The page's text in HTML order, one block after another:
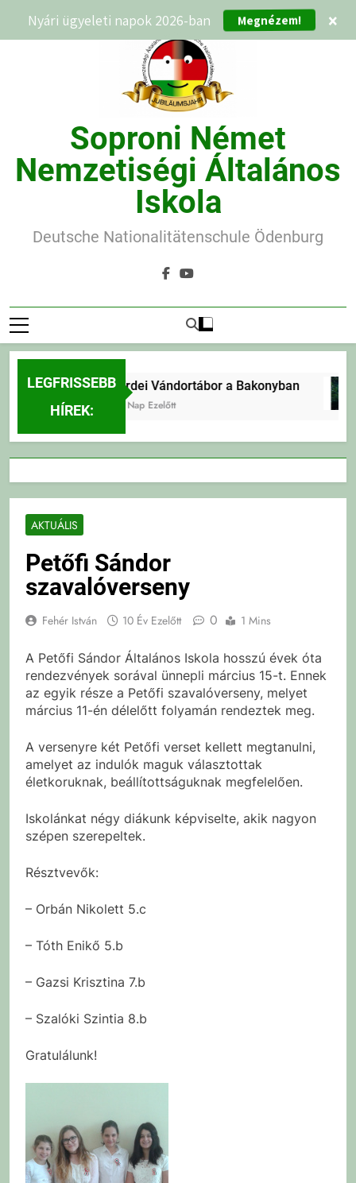
Soproni Német
Nemzetiségi Általános
Iskola
Deutsche Nationalitätenschule Ödenburg
LEGFRISSEBB
HÍREK:
Erdei Vándortábor a Bakonyban
2 Nap Ezelőtt
AKTUÁLIS
Petőfi Sándor
szavalóverseny
Fehér István 10 Év Ezelőtt 0 1 Mins
A Petőfi Sándor Általános Iskola hosszú évek óta
rendezvények sorával ünnepli március 15-t. Ennek
az egyik része a Petőfi szavalóverseny, melyet
március 11-én délelőtt folyamán rendeztek meg.
A versenyre két Petőfi verset kellett megtanulni,
amelyet az indulók maguk választottak
életkoruknak, beállítottságuknak megfelelően.
Iskolánkat négy diákunk képviselte, akik nagyon
szépen szerepeltek.
Résztvevők:
– Orbán Nikolett 5.c
– Tóth Enikő 5.b
– Gazsi Krisztina 7.b
– Szalóki Szintia 8.b
Gratulálunk!
Nyári ügyeleti napok 2026-ban Megnézem! ×